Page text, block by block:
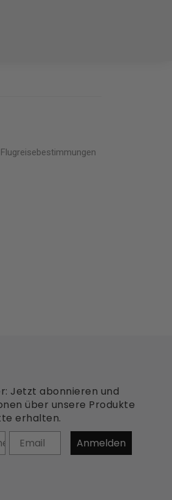
Jetzt abonnieren und
über unsere Produkte
erhalten.
Anmelden